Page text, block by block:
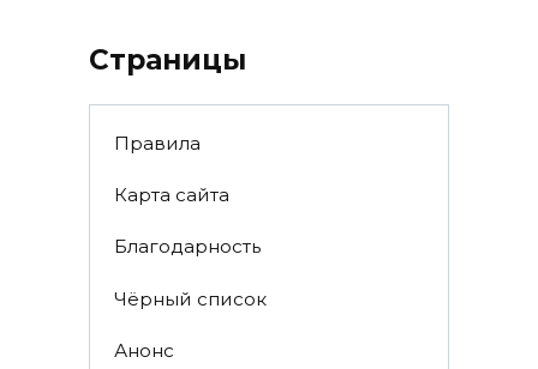
Страницы
Правила
Карта сайта
Благодарность
Чёрный список
Анонс